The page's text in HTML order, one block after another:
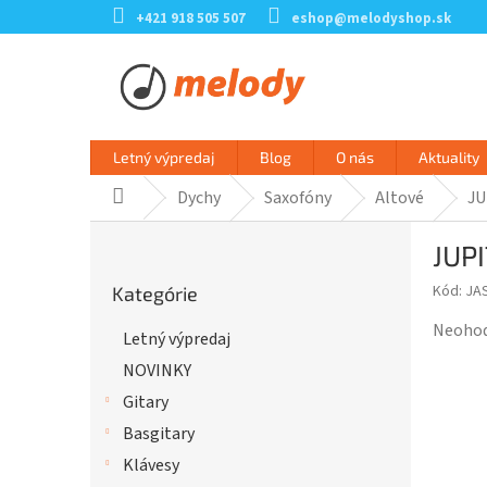
na
+421 918 505 507 eshop@melodyshop.sk
Letný výpredaj Blog O nás Aktuality
DomovDychy Saxofóny Altové
kategórie
Kategórie
Letný výpredaj
NOVINKY
Gitary
Basgitary
Klávesy
Kód: